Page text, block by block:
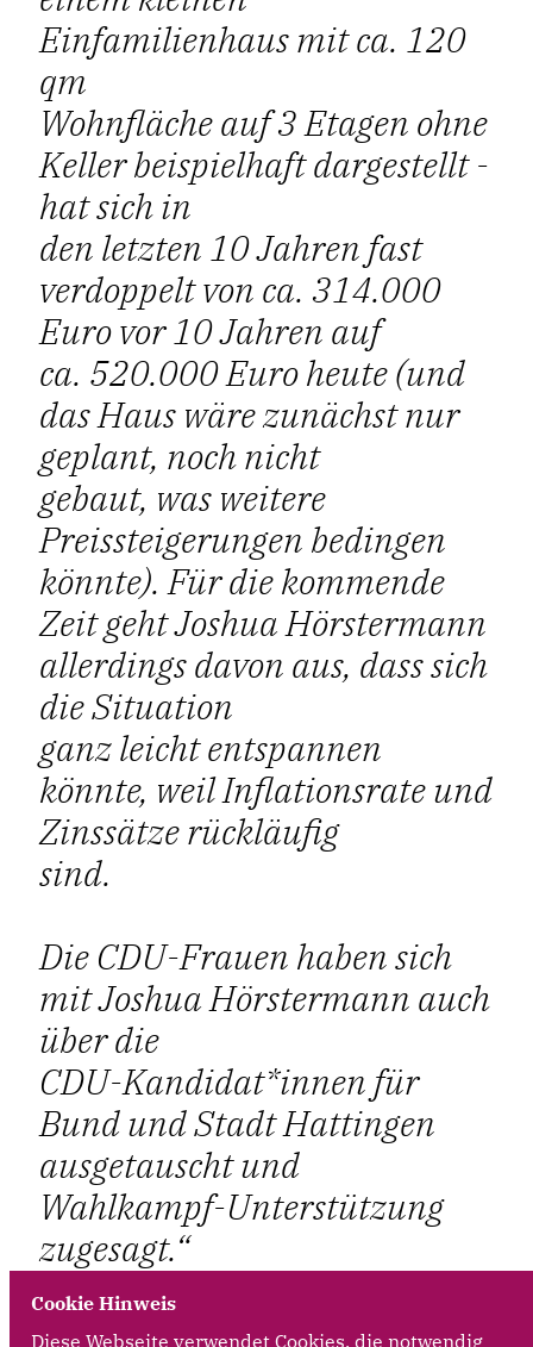
Einfamilienhaus mit ca. 120
qm
Wohnfläche auf 3 Etagen ohne
Keller beispielhaft dargestellt -
hat sich in
den letzten 10 Jahren fast
verdoppelt von ca. 314.000
Euro vor 10 Jahren auf
ca. 520.000 Euro heute (und
das Haus wäre zunächst nur
geplant, noch nicht
gebaut, was weitere
Preissteigerungen bedingen
könnte). Für die kommende
Zeit geht Joshua Hörstermann
allerdings davon aus, dass sich
die Situation
ganz leicht entspannen
könnte, weil Inflationsrate und
Zinssätze rückläufig
sind.
Die CDU-Frauen haben sich
mit Joshua Hörstermann auch
über die
CDU-Kandidat*innen für
Bund und Stadt Hattingen
ausgetauscht und
Wahlkampf-Unterstützung
zugesagt.
Cookie Hinweis
Diese Webseite verwendet Cookies, die notwendig